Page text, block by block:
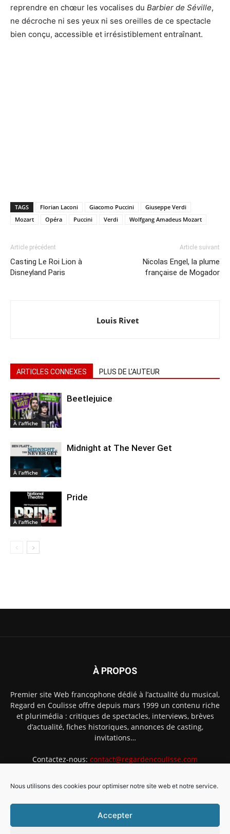
Nous utilisons des cookies pour optimiser notre site web et notre service.
Accepter
reprendre en chœur les vocalises du Barbier de Séville,
ne décroche ni ses yeux ni ses oreilles de ce spectacle
bien conçu, accessible et irrésistiblement entraînant.
TAGS Florian Laconi Giacomo Puccini
Giuseppe Verdi
Mozart
Opéra Puccini Verdi Wolfgang Amadeus Mozart
Article précédent
Casting Le Roi Lion à
Disneyland Paris
Article suivant
Nicolas Engel, la plume
française de Mogador
Louis Rivet
ARTICLES CONNEXES PLUS DE L'AUTEUR
À l'affiche
Beetlejuice
À l'affiche
Midnight at The Never Get
À l'affiche
Pride
À PROPOS
Premier site Web francophone dédié à l’actualité du musical,
Regard en Coulisse offre depuis mars 1999 un contenu riche
et plurimédia : critiques de spectacles, interviews, brèves
d’actualité, fiches historiques, annonces de casting,
invitations…
Contactez-nous: contact@regardencoulisse.com